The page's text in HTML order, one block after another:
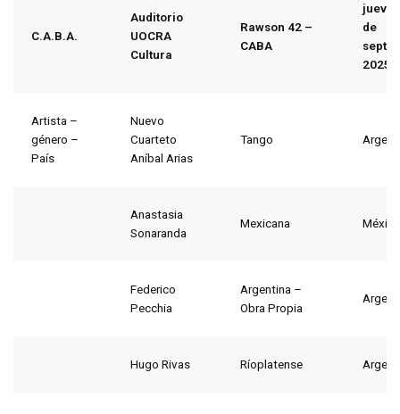
C.A.B.A.
Auditorio
UOCRA
Cultura
Rawson 42 –
CABA
de
2025
Artista –
género –
País
Nuevo
Cuarteto
Aníbal Arias
Tango
Anastasia
Sonaranda
Mexicana México
Federico
Pecchia
Argentina –
Obra Propia
Hugo Rivas Ríoplatense